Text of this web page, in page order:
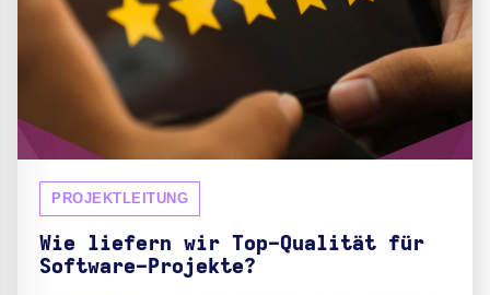
PROJEKTLEITUNG
Wie liefern wir Top-Qualität für
Software-Projekte?